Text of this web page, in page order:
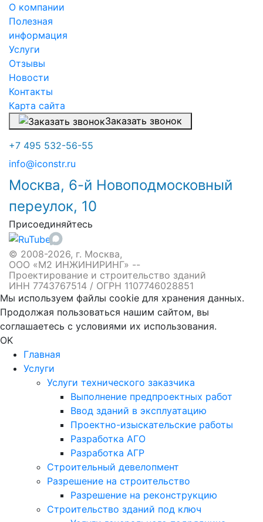
О компании
Полезная
информация
Услуги
Отзывы
Новости
Контакты
Карта сайта
Заказать звонок
+7 495 532-56-55
info@iconstr.ru
Москва, 6-й Новоподмосковный
переулок, 10
Присоединяйтесь
© 2008-2026, г. Москва,
ООО «М2 ИНЖИНИРИНГ» --
Проектирование и строительство зданий
ИНН 7743767514 / ОГРН 1107746028851
Мы используем файлы cookie для хранения данных.
Продолжая пользоваться нашим сайтом, вы
соглашаетесь с условиями их использования.
OK
Главная
Услуги
Услуги технического заказчика
Выполнение предпроектных работ
Ввод зданий в эксплуатацию
Проектно-изыскательские работы
Разработка АГО
Разработка АГР
Строительный девелопмент
Разрешение на строительство
Разрешение на реконструкцию
Строительство зданий под ключ